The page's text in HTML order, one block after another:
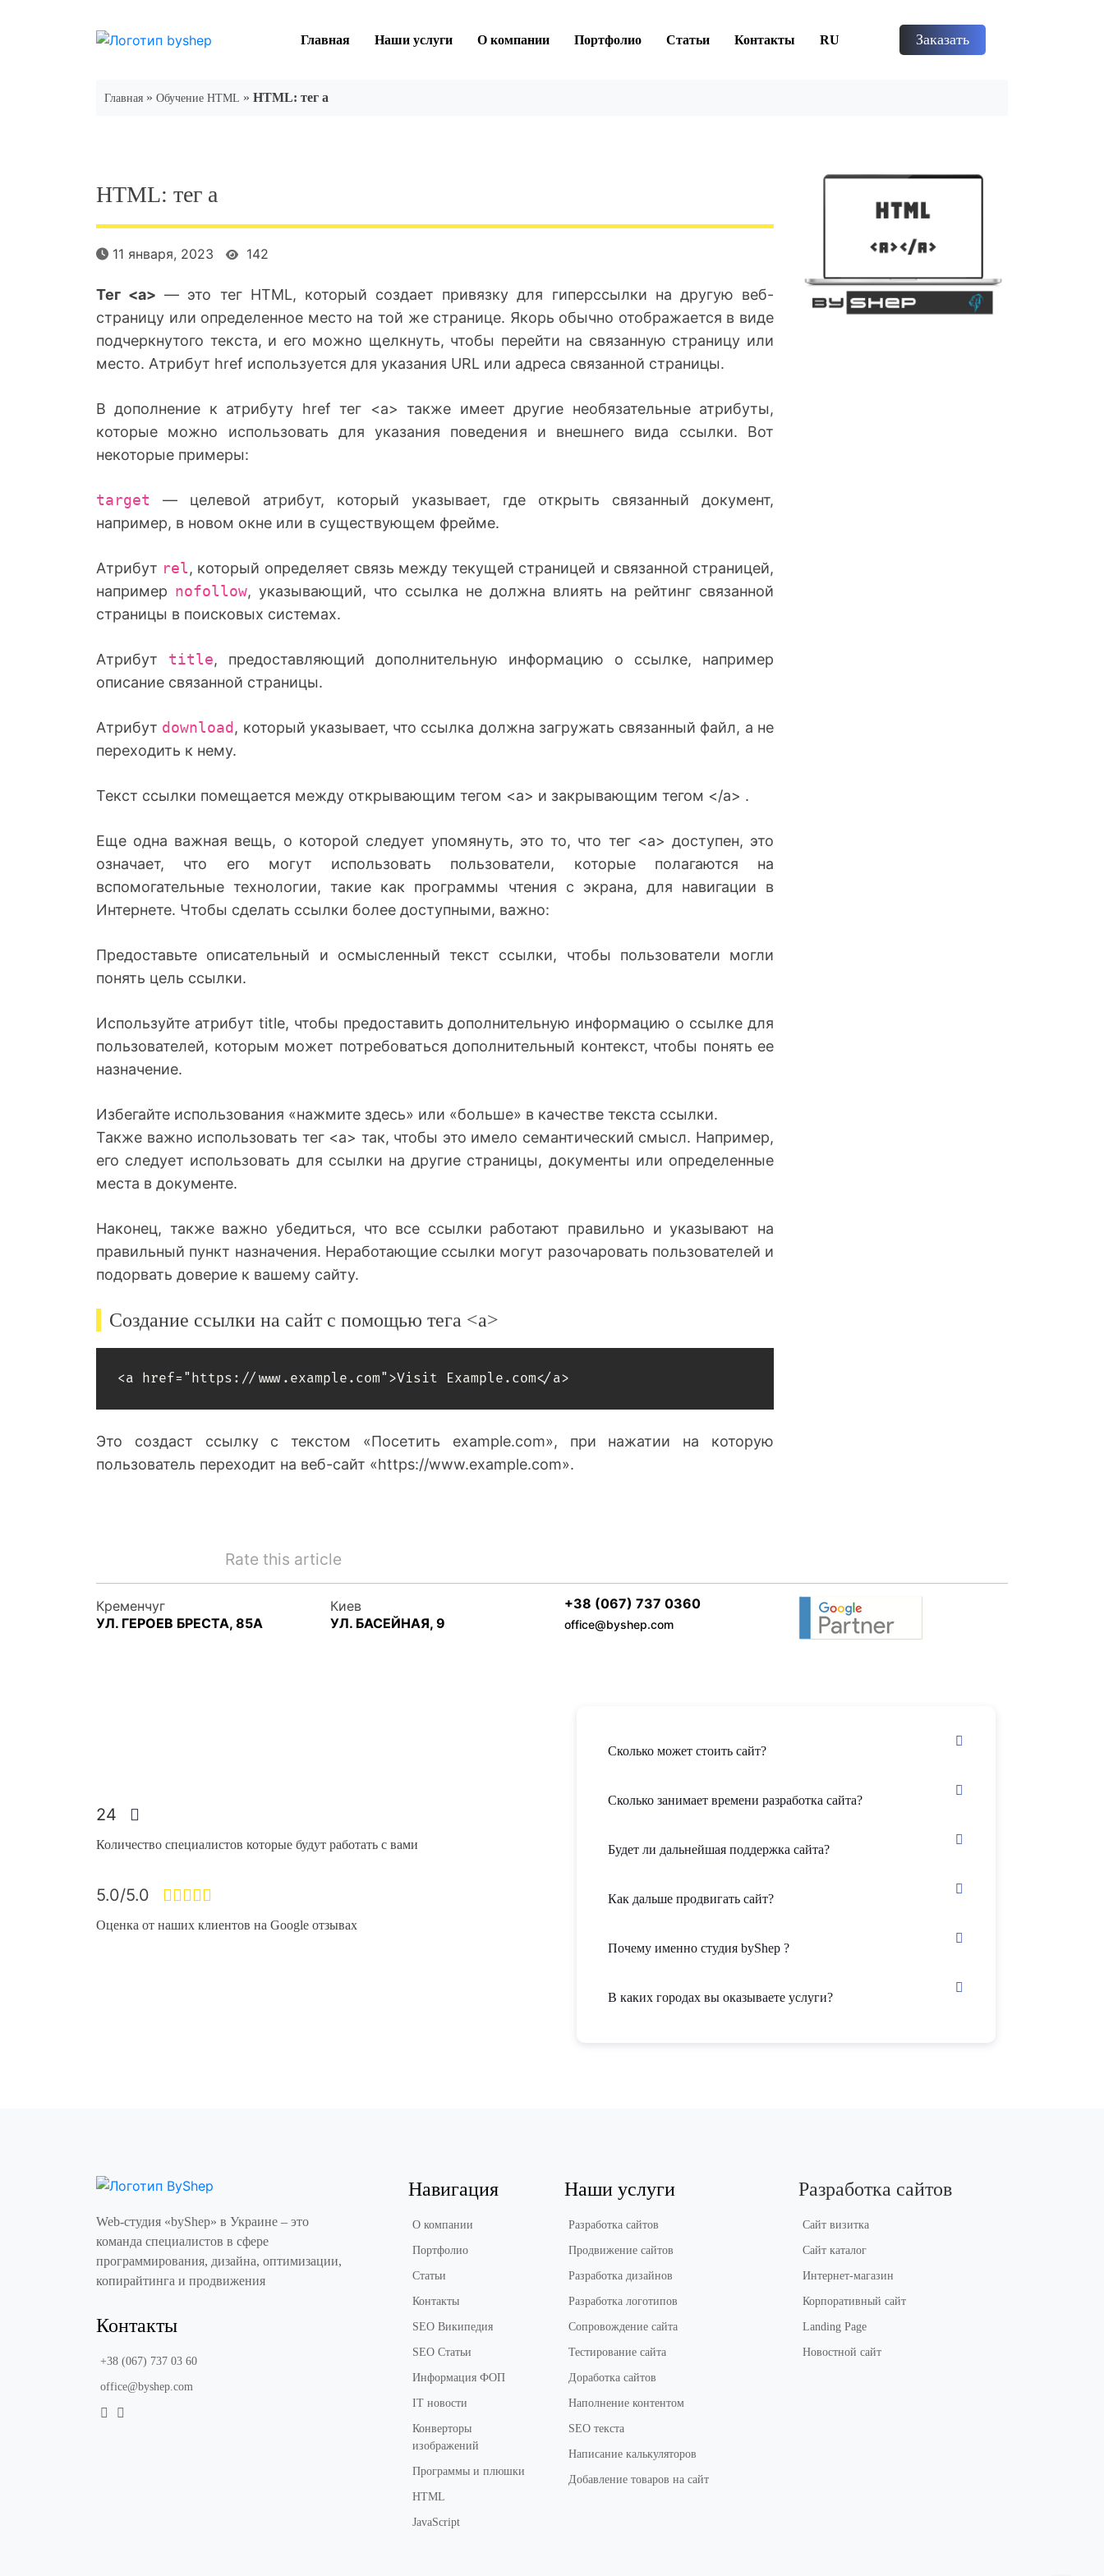
Главная Наши услуги О компании Портфолио Статьи Контакты RU Заказать
Главная » Обучение HTML » HTML: тег a
HTML: тег a
11 января, 2023 142
Тег <a> — это тег HTML, который создает привязку для гиперссылки на другую веб-
страницу или определенное место на той же странице. Якорь обычно отображается в виде
подчеркнутого текста, и его можно щелкнуть, чтобы перейти на связанную страницу или
место. Атрибут href используется для указания URL или адреса связанной страницы.
В дополнение к атрибуту href тег <a> также имеет другие необязательные атрибуты,
которые можно использовать для указания поведения и внешнего вида ссылки. Вот
некоторые примеры:
target — целевой атрибут, который указывает, где открыть связанный документ,
например, в новом окне или в существующем фрейме.
Атрибут rel, который определяет связь между текущей страницей и связанной страницей,
например nofollow, указывающий, что ссылка не должна влиять на рейтинг связанной
страницы в поисковых системах.
Атрибут title, предоставляющий дополнительную информацию о ссылке, например
описание связанной страницы.
Атрибут download, который указывает, что ссылка должна загружать связанный файл, а не
переходить к нему.
Текст ссылки помещается между открывающим тегом <a> и закрывающим тегом </a> .
Еще одна важная вещь, о которой следует упомянуть, это то, что тег <a> доступен, это
означает, что его могут использовать пользователи, которые полагаются на
вспомогательные технологии, такие как программы чтения с экрана, для навигации в
Интернете. Чтобы сделать ссылки более доступными, важно:
Предоставьте описательный и осмысленный текст ссылки, чтобы пользователи могли
понять цель ссылки.
Используйте атрибут title, чтобы предоставить дополнительную информацию о ссылке для
пользователей, которым может потребоваться дополнительный контекст, чтобы понять ее
назначение.
Избегайте использования «нажмите здесь» или «больше» в качестве текста ссылки.
Также важно использовать тег <a> так, чтобы это имело семантический смысл. Например,
его следует использовать для ссылки на другие страницы, документы или определенные
места в документе.
Наконец, также важно убедиться, что все ссылки работают правильно и указывают на
правильный пункт назначения. Неработающие ссылки могут разочаровать пользователей и
подорвать доверие к вашему сайту.
Создание ссылки на сайт с помощью тега <a>
<a href="https://www.example.com">Visit Example.com</a>
Это создаст ссылку с текстом «Посетить example.com», при нажатии на которую
пользователь переходит на веб-сайт «https://www.example.com».
Rate this article
Кременчуг
УЛ. ГЕРОЕВ БРЕСТА, 85А
Киев
УЛ. БАСЕЙНАЯ, 9
+38 (067) 737 0360
office@byshep.com
24
Количество специалистов которые будут работать с вами
5.0/5.0
Оценка от наших клиентов на Google отзывах
Сколько может стоить сайт?
Сколько занимает времени разработка сайта?
Будет ли дальнейшая поддержка сайта?
Как дальше продвигать сайт?
Почему именно студия byShep ?
В каких городах вы оказываете услуги?
Web-студия «byShep» в Украине – это
команда специалистов в сфере
программирования, дизайна, оптимизации,
копирайтинга и продвижения
Контакты
+38 (067) 737 03 60
office@byshep.com
Навигация
О компании
Портфолио
Статьи
Контакты
SEO Википедия
SEO Статьи
Информация ФОП
IT новости
Конверторы
изображений
Программы и плюшки
HTML
JavaScript
Наши услуги
Разработка сайтов
Продвижение сайтов
Разработка дизайнов
Разработка логотипов
Сопровождение сайта
Тестирование сайта
Доработка сайтов
Наполнение контентом
SEO текста
Написание калькуляторов
Добавление товаров на сайт
Разработка сайтов
Сайт визитка
Сайт каталог
Интернет-магазин
Корпоративный сайт
Landing Page
Новостной сайт